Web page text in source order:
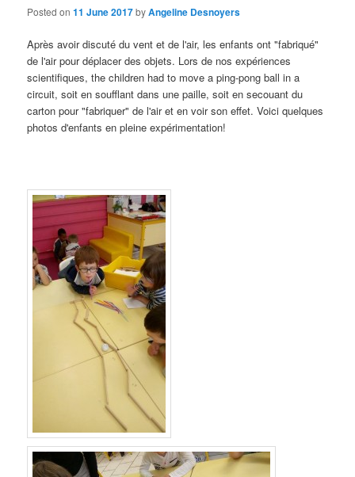
Posted on11 June 2017byAngeline Desnoyers
Après avoir discuté du vent et de l'air, les enfants ont "fabriqué"
de l'air pour déplacer des objets. Lors de nos expériences
scientifiques, the children had to move a ping-pong ball in a
circuit, soit en soufflant dans une paille, soit en secouant du
carton pour "fabriquer"de l'air et en voir son effet.Voici quelques
photos d'enfants en pleine expérimentation!